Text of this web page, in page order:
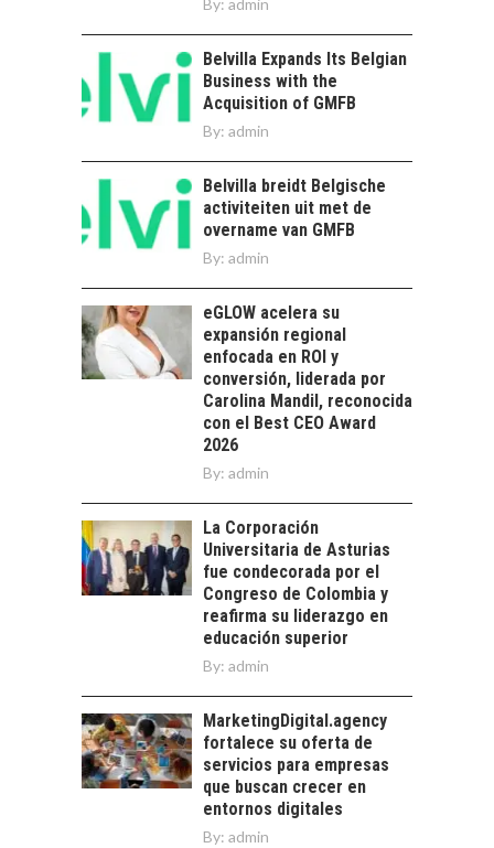
Estratégico para el
FRENTE AL DESAFÍO
DE LA
SOSTENIBILIDAD
Minería chilena: un
el reto ineludible de…
CHILE COMO HUB
TECNOLÓGICO DE
AMÉRICA LATINA:
AVANCES Y DESAFÍOS
Chile como hub
tecnológico de
América Latina:
avances y desafíos…
LA
TRANSFORMACIÓN
DE LOS RECURSOS
HUMANOS EN LAS
EMPRESAS
CHILENAS
estratégica de los
recursos humanos en
las empresas…
FINANCIAMIENTO
PARA PYMES EN
CHILE:
ALTERNATIVAS MÁS
ALLÁ DEL CRÉDITO
BANCARIO
Financiamiento para
pymes en Chile:
alternativas que
trascienden el
crédito…
EL CRECIMIENTO DE
LOS SERVICIOS
DIGITALES
EXPORTADOS DESDE
CHILE
By: admin
Belvilla Expands Its Belgian
Business with the
Acquisition of GMFB
By: admin
Belvilla breidt Belgische
activiteiten uit met de
overname van GMFB
By: admin
eGLOW acelera su
expansión regional
enfocada en ROI y
conversión, liderada por
Carolina Mandil, reconocida
con el Best CEO Award
2026
By: admin
La Corporación
Universitaria de Asturias
fue condecorada por el
Congreso de Colombia y
reafirma su liderazgo en
educación superior
By: admin
MarketingDigital.agency
fortalece su oferta de
servicios para empresas
que buscan crecer en
entornos digitales
By: admin